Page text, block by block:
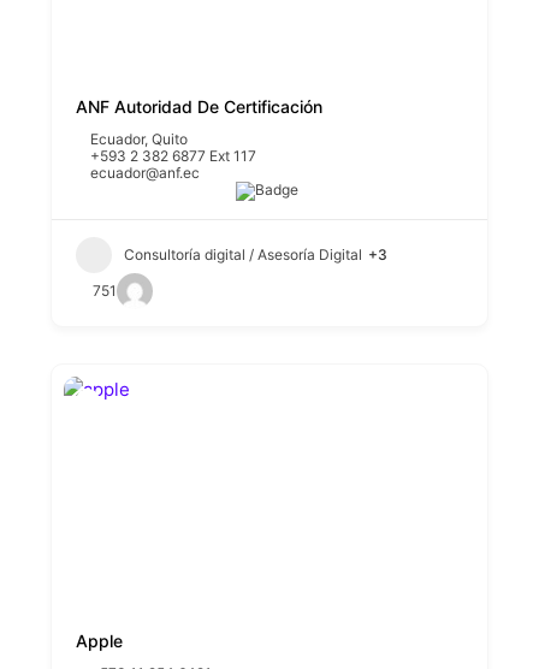
ANF Autoridad De Certificación
Ecuador,Quito
+593 2 382 6877 Ext 117
ecuador@anf.ec
Consultoría digital / Asesoría Digital +3
751
Apple